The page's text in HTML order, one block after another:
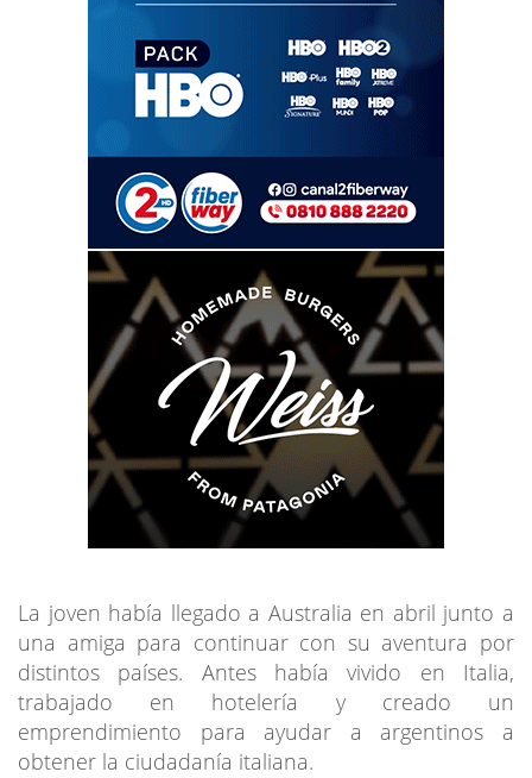
La joven había llegado a Australia en abril junto a
una amiga para continuar con su aventura por
distintos países. Antes había vivido en Italia,
trabajado en hotelería y creado un
emprendimiento para ayudar a argentinos a
obtener la ciudadanía italiana.